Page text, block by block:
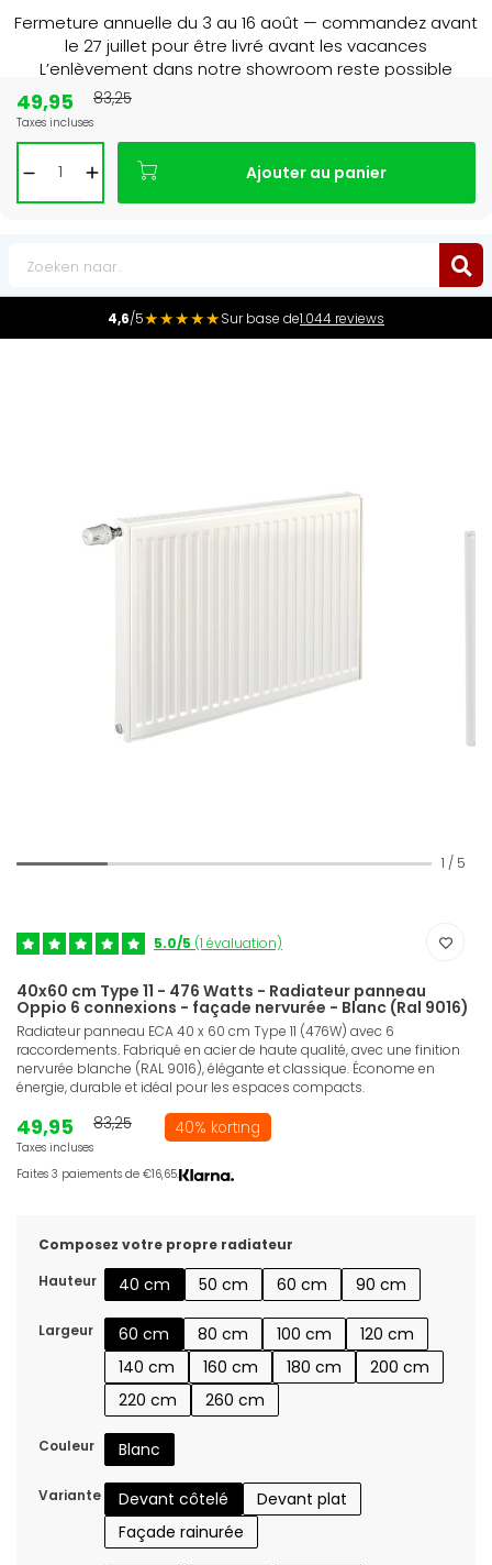
Fermeture annuelle du 3 au 16 août — commandez avant
le 27 juillet pour être livré avant les vacances
L’enlèvement dans notre showroom reste possible
4,6/5★★★★★Sur base de1.044 reviews
1 / 5
5.0/5 (1 évaluation)
40x60 cm Type 11 - 476 Watts - Radiateur panneau
Oppio 6 connexions - façade nervurée - Blanc (Ral 9016)
Radiateur panneau ECA 40 x 60 cm Type 11 (476W) avec 6
raccordements. Fabriqué en acier de haute qualité, avec une finition
nervurée blanche (RAL 9016), élégante et classique. Économe en
énergie, durable et idéal pour les espaces compacts.
49,95
Taxes incluses
83,25 40% korting
Faites 3 paiements de €16,65.
Composez votre propre radiateur
Hauteur
40 cm 50 cm 60 cm 90 cm
Largeur 60 cm 80 cm 100 cm
120 cm
140 cm
160 cm 180 cm
200 cm
220 cm
260 cm
Couleur Blanc
Variante Devant côtelé
Devant plat
Façade rainurée
49,95
Taxes incluses
83,25
Ajouter au panier